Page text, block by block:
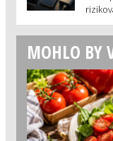
MOHLO BY